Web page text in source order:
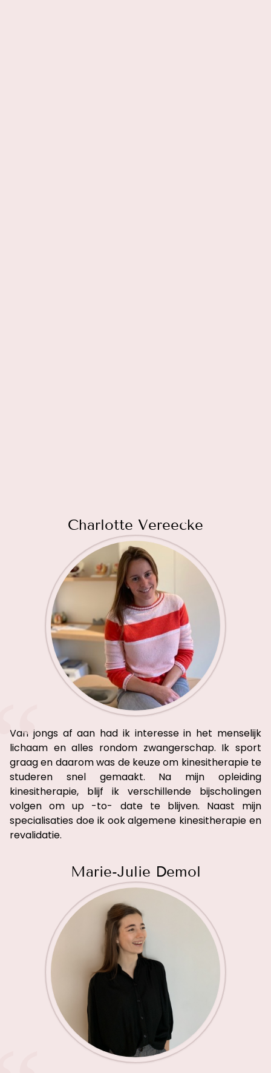
Charlotte Vereecke
Van jongs af aan had ik interesse in het menselijk
lichaam en alles rondom zwangerschap. Ik sport
graag en daarom was de keuze om kinesitherapie te
studeren snel gemaakt. Na mijn opleiding
kinesitherapie, blijf ik verschillende bijscholingen
volgen om up -to- date te blijven. Naast mijn
specialisaties doe ik ook algemene kinesitherapie en
revalidatie.
Marie-Julie Demol